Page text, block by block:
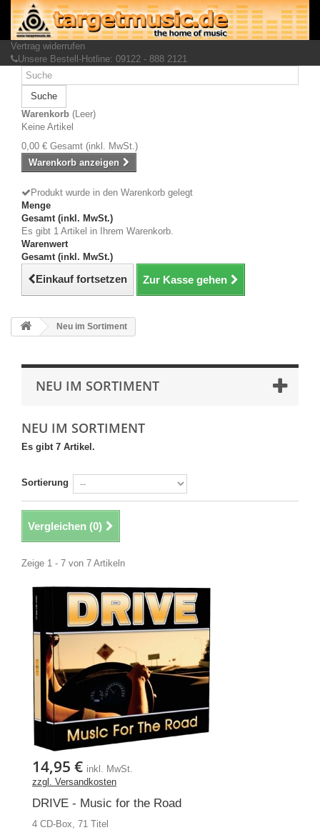
Vertrag widerrufen
Unsere Bestell-Hotline: 09122 - 888 2121
Suche
Warenkorb (Leer)
Keine Artikel
0,00 € Gesamt (inkl. MwSt.)
Warenkorb anzeigen
Produkt wurde in den Warenkorb gelegt
Menge
Gesamt (inkl. MwSt.)
Es gibt 1 Artikel in Ihrem Warenkorb.
Warenwert
Gesamt (inkl. MwSt.)
Einkauf fortsetzen Zur Kasse gehen
Neu im Sortiment
NEU IM SORTIMENT
NEU IM SORTIMENT
Es gibt 7 Artikel.
Sortierung
Vergleichen (0)
Zeige 1 - 7 von 7 Artikeln
14,95 € inkl. MwSt.
zzgl. Versandkosten
DRIVE - Music for the Road
4 CD-Box, 71 Titel